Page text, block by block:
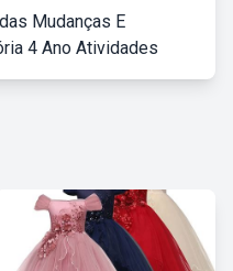
Mudanças E
4 Ano Atividades